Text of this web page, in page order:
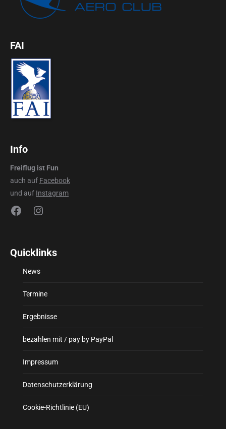
FAI
Info
Freiflug ist Fun
auch auf Facebook
und auf Instagram
FacebookInstagram
Quicklinks
News
Termine
Ergebnisse
bezahlen mit / pay by PayPal
Impressum
Datenschutzerklärung
Cookie-Richtlinie (EU)